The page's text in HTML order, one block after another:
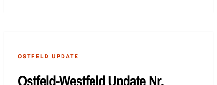
OSTFELD UPDATE
Ostfeld-Westfeld Update Nr.